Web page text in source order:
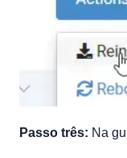
Passo três: Na